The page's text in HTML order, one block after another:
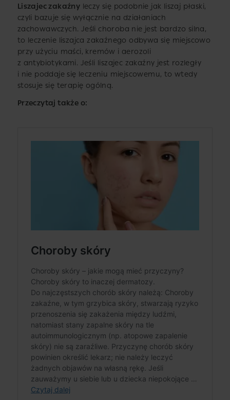
Liszajec zakaźny leczy się podobnie jak liszaj płaski,
czyli bazuje się wyłącznie na działaniach
zachowawczych. Jeśli choroba nie jest bardzo silna,
to leczenie liszajca zakaźnego odbywa się miejscowo
przy użyciu maści, kremów i aerozoli
z antybiotykami. Jeśli liszajec zakaźny jest rozległy
i nie poddaje się leczeniu miejscowemu, to wtedy
stosuje się terapię ogólną.
Przeczytaj także o: